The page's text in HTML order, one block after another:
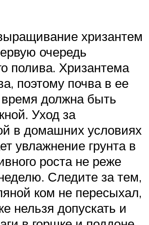
хризантем
очередь
полива. Хризантема
поэтому почва в ее
время должна быть
Уход за
в домашних условиях
увлажнение грунта в
роста не реже
Следите за тем,
ком не пересыхал,
нельзя допускать и